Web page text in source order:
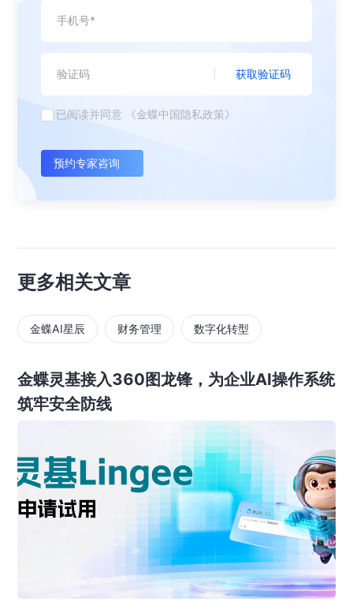
获取验证码
已阅读并同意 《金蝶中国隐私政策》
预约专家咨询
更多相关文章
金蝶AI星辰 财务管理 数字化转型
金蝶灵基接入360图龙锋，为企业AI操作系统
筑牢安全防线